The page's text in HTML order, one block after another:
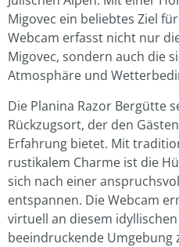
Migovec ein beliebtes Ziel
Webcam erfasst nicht nur
Migovec, sondern auch die
Atmosphäre und
Die Planina Razor Bergütte
Rückzugsort, der den
Erfahrung bietet. Mit
rustikalem Charme ist die
sich nach einer
entspannen. Die Webcam
virtuell an diesem
beeindruckende Umgebung